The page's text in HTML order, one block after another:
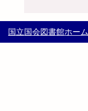
国立国会図書館ホーム